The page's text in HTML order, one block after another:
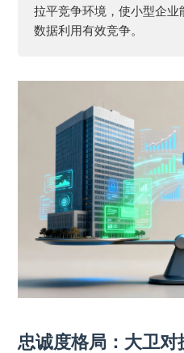
拉平竞争环境，使小型企
数据利用有效竞争。
忠诚度格局：大卫对